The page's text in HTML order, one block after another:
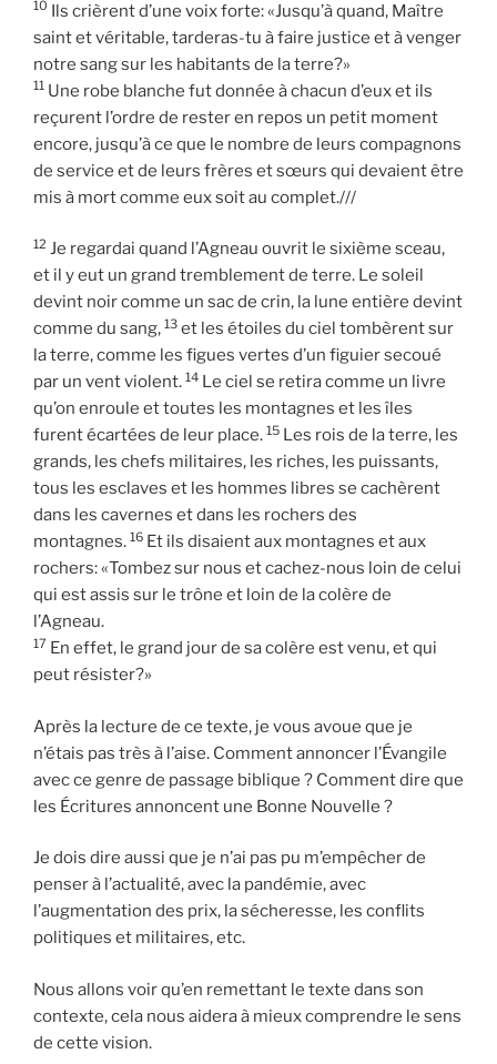
10 Ils crièrent d’une voix forte: «Jusqu’à quand, Maître
saint et véritable, tarderas-tu à faire justice et à venger
notre sang sur les habitants de la terre?»
11 Une robe blanche fut donnée à chacun d’eux et ils
reçurent l’ordre de rester en repos un petit moment
encore, jusqu’à ce que le nombre de leurs compagnons
de service et de leurs frères et sœurs qui devaient être
mis à mort comme eux soit au complet.///
12 Je regardai quand l’Agneau ouvrit le sixième sceau,
et il y eut un grand tremblement de terre. Le soleil
devint noir comme un sac de crin, la lune entière devint
comme du sang, 13 et les étoiles du ciel tombèrent sur
la terre, comme les figues vertes d’un figuier secoué
par un vent violent. 14 Le ciel se retira comme un livre
qu’on enroule et toutes les montagnes et les îles
furent écartées de leur place. 15 Les rois de la terre, les
grands, les chefs militaires, les riches, les puissants,
tous les esclaves et les hommes libres se cachèrent
dans les cavernes et dans les rochers des
montagnes. 16 Et ils disaient aux montagnes et aux
rochers: «Tombez sur nous et cachez-nous loin de celui
qui est assis sur le trône et loin de la colère de
l’Agneau.
17 En effet, le grand jour de sa colère est venu, et qui
peut résister?»
Après la lecture de ce texte, je vous avoue que je
n’étais pas très à l’aise. Comment annoncer l’Évangile
avec ce genre de passage biblique ? Comment dire que
les Écritures annoncent une Bonne Nouvelle ?
Je dois dire aussi que je n’ai pas pu m’empêcher de
penser à l’actualité, avec la pandémie, avec
l’augmentation des prix, la sécheresse, les conflits
politiques et militaires, etc.
Nous allons voir qu’en remettant le texte dans son
contexte, cela nous aidera à mieux comprendre le sens
de cette vision.